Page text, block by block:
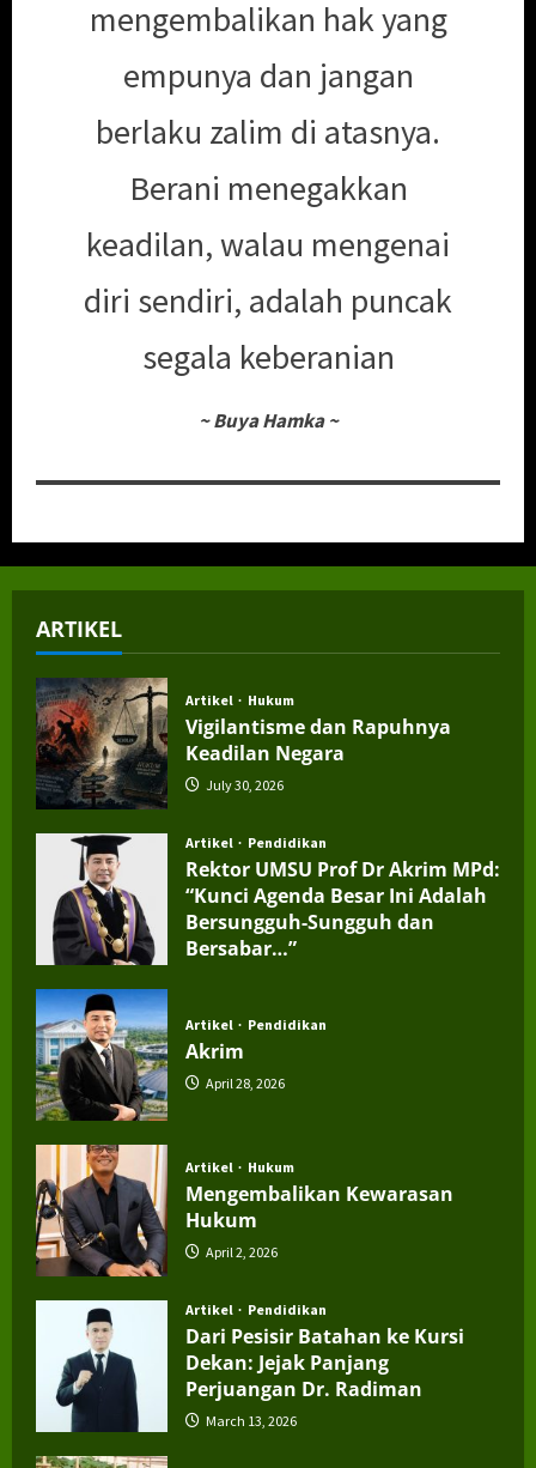
mengembalikan hak yang
empunya dan jangan
berlaku zalim di atasnya.
Berani menegakkan
keadilan, walau mengenai
diri sendiri, adalah puncak
segala keberanian
~ Buya Hamka ~
ARTIKEL
Artikel Hukum
Vigilantisme dan Rapuhnya
Keadilan Negara
July 30, 2026
Artikel Pendidikan
Rektor UMSU Prof Dr Akrim MPd:
“Kunci Agenda Besar Ini Adalah
Bersungguh-Sungguh dan
Bersabar…”
Artikel Pendidikan
Akrim
April 28, 2026
Artikel Hukum
Mengembalikan Kewarasan
Hukum
April 2, 2026
Artikel Pendidikan
Dari Pesisir Batahan ke Kursi
Dekan: Jejak Panjang
Perjuangan Dr. Radiman
March 13, 2026